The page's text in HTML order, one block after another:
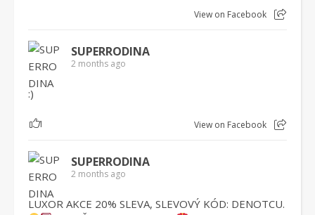
View on Facebook
SUPERRODINA
2 months ago
:)
1 View on Facebook
SUPERRODINA
2 months ago
LUXOR AKCE 20% SLEVA, SLEVOVÝ KÓD: DENOTCU.